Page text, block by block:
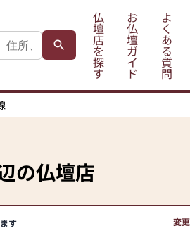
仏
壇
店
を
探
す
お
仏
壇
ガ
イ
ド
よ
く
あ
る
質
問
の仏壇店
す 変更